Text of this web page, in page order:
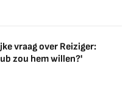
vraag over Reiziger:
zou hem willen?'